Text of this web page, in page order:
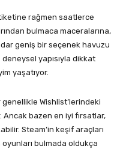
rağmen saatlerce
bulmaca maceralarına,
geniş bir seçenek havuzu
yapısıyla dikkat
yaşatıyor.
Wishlist’lerindeki
bazen en iyi fırsatlar,
Steam’in keşif araçları
bulmada oldukça